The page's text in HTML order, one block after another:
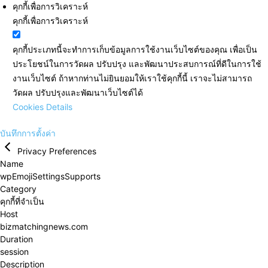
คุกกี้เพื่อการวิเคราะห์
คุกกี้เพื่อการวิเคราะห์
คุกกี้ประเภทนี้จะทำการเก็บข้อมูลการใช้งานเว็บไซต์ของคุณ เพื่อเป็น
ประโยชน์ในการวัดผล ปรับปรุง และพัฒนาประสบการณ์ที่ดีในการใช้
งานเว็บไซต์ ถ้าหากท่านไม่ยินยอมให้เราใช้คุกกี้นี้ เราจะไม่สามารถ
วัดผล ปรับปรุงและพัฒนาเว็บไซต์ได้
Cookies Details
บันทึกการตั้งค่า
Privacy Preferences
Name
wpEmojiSettingsSupports
Category
คุกกี้ที่จำเป็น
Host
bizmatchingnews.com
Duration
session
Description